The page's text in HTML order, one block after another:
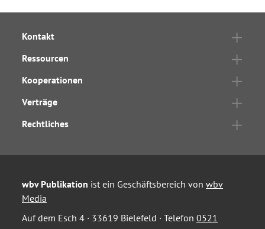
Kontakt
Ressourcen
Kooperationen
Verträge
Rechtliches
wbv Publikation ist ein Geschäftsbereich von wbv
Media
Auf dem Esch 4 · 33619 Bielefeld · Telefon 0521